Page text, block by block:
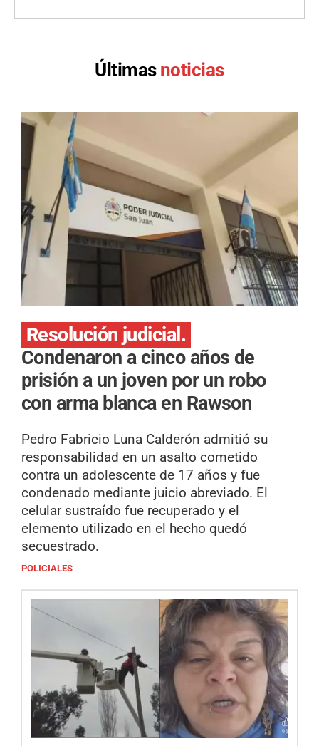
Últimas noticias
Resolución judicial.
Condenaron a cinco años de
prisión a un joven por un robo
con arma blanca en Rawson
Pedro Fabricio Luna Calderón admitió su
responsabilidad en un asalto cometido
contra un adolescente de 17 años y fue
condenado mediante juicio abreviado. El
celular sustraído fue recuperado y el
elemento utilizado en el hecho quedó
secuestrado.
POLICIALES